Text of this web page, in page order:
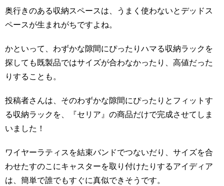
奥行きのある収納スペースは、うまく使わないとデッドス
ペースが生まれがちですよね。
かといって、わずかな隙間にぴったりハマる収納ラックを
探しても既製品ではサイズが合わなかったり、高値だった
りすることも。
投稿者さんは、そのわずかな隙間にぴったりとフィットす
る収納ラックを、『セリア』の商品だけで完成させてしま
いました！
ワイヤーラティスを結束バンドでつないだり、サイズを合
わせたすのこにキャスターを取り付けたりするアイディア
は、簡単で誰でもすぐに真似できそうです。